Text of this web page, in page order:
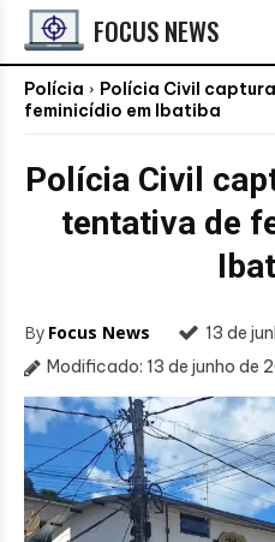
FOCUS NEWS
Polícia
Polícia Civil
feminicídio em Ibatiba
Polícia Civil
tentativa de
By Focus News
13 de
Modificado: 13 de junho de